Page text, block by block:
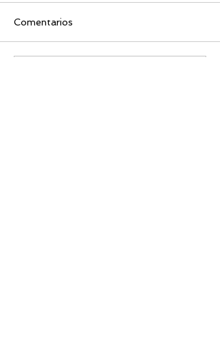
Comentarios